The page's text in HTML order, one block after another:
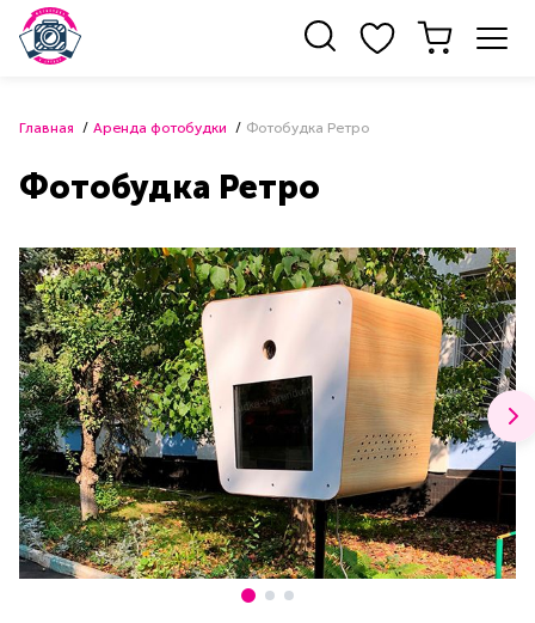
Главная Аренда фотобудки Фотобудка Ретро
Фотобудка Ретро